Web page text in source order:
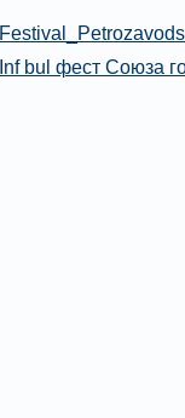
Inf bul фест Союза